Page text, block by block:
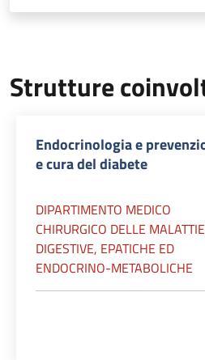
Strutture
Endocrinologia e
e cura del diabete
DIPARTIMENTO MEDICO
CHIRURGICO DELLE MALATTIE
DIGESTIVE, EPATICHE ED
ENDOCRINO-METABOLICHE